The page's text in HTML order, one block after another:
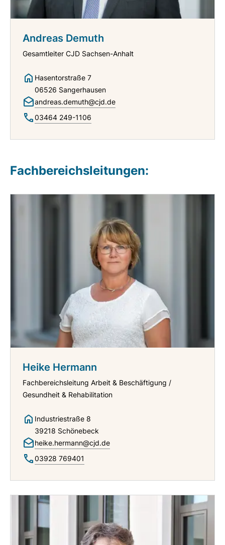
Andreas Demuth
Gesamtleiter CJD Sachsen-Anhalt
Hasentorstraße 7
06526 Sangerhausen
andreas.demuth@cjd.de
03464 249-1106
Fachbereichsleitungen:
Heike Hermann
Fachbereichsleitung Arbeit & Beschäftigung /
Gesundheit & Rehabilitation
Industriestraße 8
39218 Schönebeck
heike.hermann@cjd.de
03928 769401